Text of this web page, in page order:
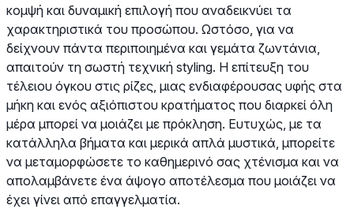
κομψή και δυναμική επιλογή που αναδεικνύει τα
χαρακτηριστικά του προσώπου. Ωστόσο, για να
δείχνουν πάντα περιποιημένα και γεμάτα ζωντάνια,
απαιτούν τη σωστή τεχνική styling. Η επίτευξη του
τέλειου όγκου στις ρίζες, μιας ενδιαφέρουσας υφής στα
μήκη και ενός αξιόπιστου κρατήματος που διαρκεί όλη
μέρα μπορεί να μοιάζει με πρόκληση. Ευτυχώς, με τα
κατάλληλα βήματα και μερικά απλά μυστικά, μπορείτε
να μεταμορφώσετε το καθημερινό σας χτένισμα και να
απολαμβάνετε ένα άψογο αποτέλεσμα που μοιάζει να
έχει γίνει από επαγγελματία.